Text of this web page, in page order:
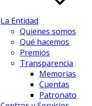
La Entidad
Quienes somos
Qué hacemos
Premios
Transparencia
Memorias
Cuentas
Patronato